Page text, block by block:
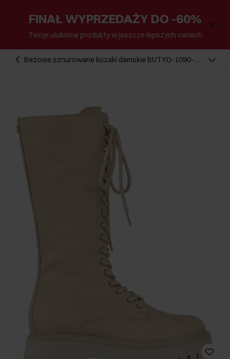
FINAŁ WYPRZEDAŻY DO -60%
Twoje ulubione produkty w jeszcze lepszych cenach
Beżowe sznurowane kozaki damskie BUTYD-1090-